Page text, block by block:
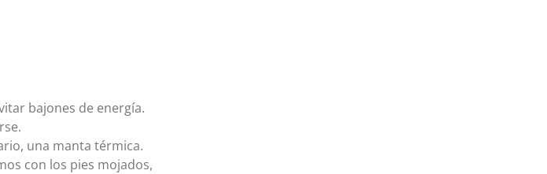
bajones de energía.
una manta térmica.
con los pies mojados,